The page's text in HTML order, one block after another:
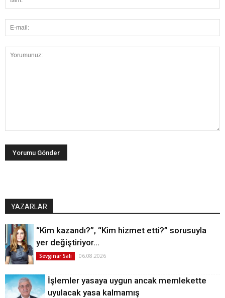
YAZARLAR
“Kim kazandı?”, “Kim hizmet etti?” sorusuyla
yer değiştiriyor…
Sevginar Sali 06.08.2026
İşlemler yasaya uygun ancak memlekette
uyulacak yasa kalmamış